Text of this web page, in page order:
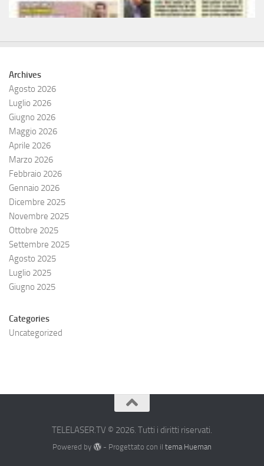
Archives
Agosto 2026
Luglio 2026
Giugno 2026
Maggio 2026
Aprile 2026
Marzo 2026
Febbraio 2026
Gennaio 2026
Dicembre 2025
Novembre 2025
Ottobre 2025
Settembre 2025
Agosto 2025
Luglio 2025
Giugno 2025
Categories
Uncategorized
TELELASER.TV © 2026. Tutti i diritti riservati.
Powered by - Progettato con il tema Hueman